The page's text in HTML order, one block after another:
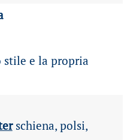
stile e la propria
schiena, polsi,